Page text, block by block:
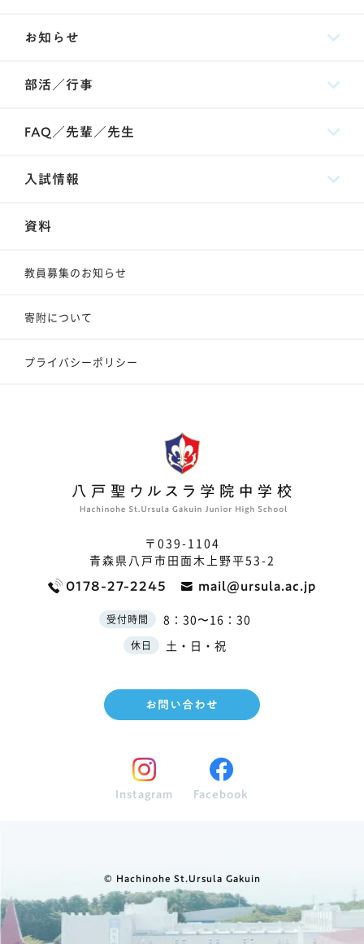
お知らせ
部活／行事
FAQ／先輩／先生
入試情報
資料
教員募集のお知らせ
寄附について
プライバシーポリシー
〒039-1104
青森県八戸市田面木上野平53-2
0178-27-2245 mail@ursula.ac.jp
受付時間 8：30〜16：30
休日 土・日・祝
お問い合わせ
Instagram Facebook
© Hachinohe St.Ursula Gakuin